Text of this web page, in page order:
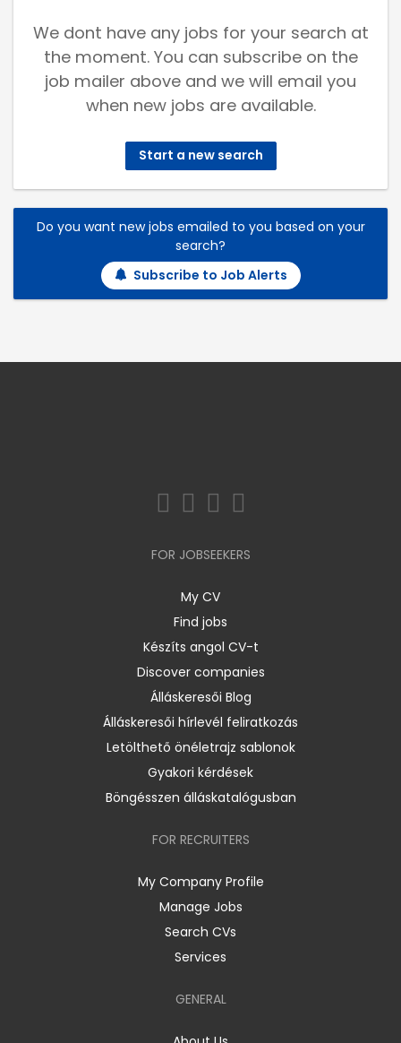
We dont have any jobs for your search at
the moment. You can subscribe on the
job mailer above and we will email you
when new jobs are available.
Start a new search
Do you want new jobs emailed to you based on your
search?
Subscribe to Job Alerts
FOR JOBSEEKERS
My CV
Find jobs
Készíts angol CV-t
Discover companies
Álláskeresői Blog
Álláskeresői hírlevél feliratkozás
Letölthető önéletrajz sablonok
Gyakori kérdések
Böngésszen álláskatalógusban
FOR RECRUITERS
My Company Profile
Manage Jobs
Search CVs
Services
GENERAL